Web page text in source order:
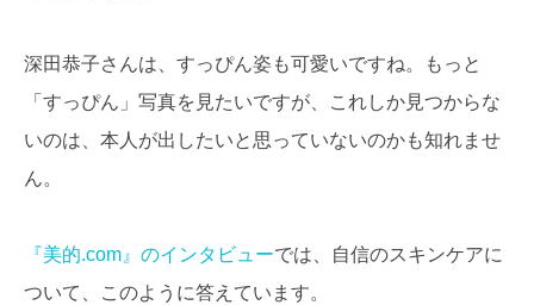
深田恭子さんは、すっぴん姿も可愛いですね。もっと
「すっぴん」写真を見たいですが、これしか見つからな
いのは、本人が出したいと思っていないのかも知れませ
ん。
『美的.com』のインタビューでは、自信のスキンケアに
ついて、このように答えています。